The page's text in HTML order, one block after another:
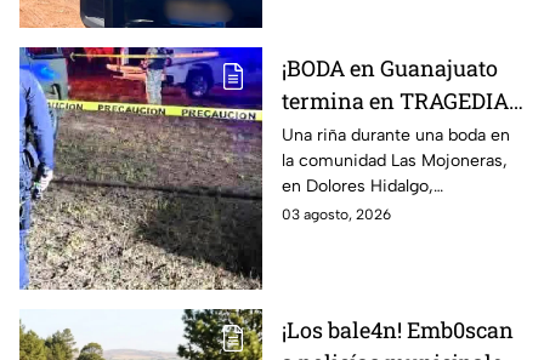
¡BODA en Guanajuato
termina en TRAGEDIA!
Hombre mu3re tras
riña en pleno festejo;
otro terminó herido:
Así ocurrió
Una riña durante una boda en
la comunidad Las Mojoneras,
en Dolores Hidalgo,
Guanajuato, dejó un hombre
03 agosto, 2026
¡Los bale4n! Emb0scan